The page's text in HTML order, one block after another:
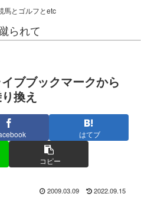
馬とゴルフとetc
られて
ブブックマークから
換え
はてブ
コピー
2009.03.09 2022.09.15